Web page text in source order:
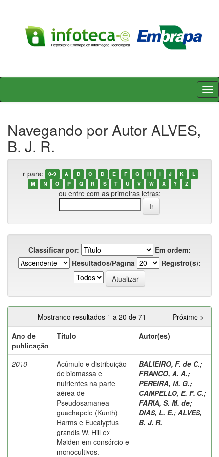
Skip
Navegando por Autor ALVES,
B. J. R.
Ir para: 0-9 A B C D E F G H I J K
L
M
N O P Q R S T U V W X Y Z
ou entre com as primeiras letras:
Classificar por:
Em ordem:
Resultados/Página
Registro(s):
Mostrando resultados 1 a 20 de 71
Próximo >
Ano de
publicação
Título Autor(es)
2010
Acúmulo e distribuição
de biomassa e
nutrientes na parte
aérea de
Pseudosamanea
guachapele (Kunth)
Harms e Eucalyptus
grandis W. Hill ex
Maiden em consórcio e
monocultivos.
BALIEIRO, F. de C.;
FRANCO, A. A.;
PEREIRA, M. G.;
CAMPELLO, E. F. C.;
FARIA, S. M. de;
DIAS, L. E.; ALVES,
B. J. R.